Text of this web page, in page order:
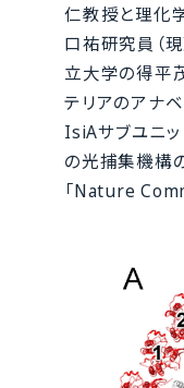
仁教授と理化
口祐研究員（
立大学の得平
テリアのアナ
IsiAサブユニ
の光捕集機構
「Nature